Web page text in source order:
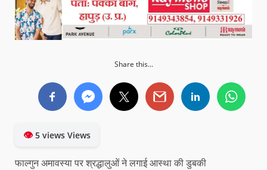
Share this...
👁5 views Views
फाल्गुन अमावस्या पर श्रद्धालुओं ने लगाई आस्था की डुबकी